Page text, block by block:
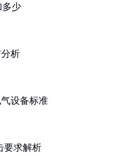
多少
析
设备标准
要求解析